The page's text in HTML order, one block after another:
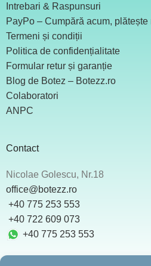
Intrebari & Raspunsuri
PayPo – Cumpără acum, plătește
Termeni și condiții
Politica de confidențialitate
Formular retur și garanție
Blog de Botez – Botezz.ro
Colaboratori
ANPC
Contact
Nicolae Golescu, Nr.18
office@botezz.ro
+40 775 253 553
‪ +40 722 609 073
+40 775 253 553